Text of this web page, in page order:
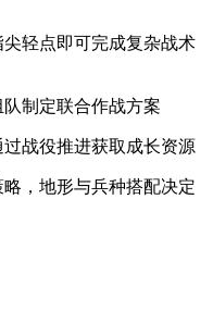
轻点即可完成复杂战术
制定联合作战方案
战役推进获取成长资源
，地形与兵种搭配决定